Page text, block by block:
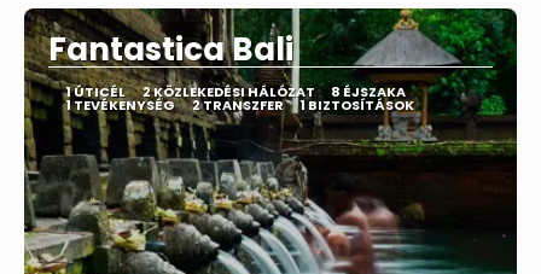
Fantastica Bali
1 ÚTICÉL 2 KÖZLEKEDÉSI HÁLÓZAT 8 ÉJSZAKA
1 TEVÉKENYSÉG 2 TRANSZFER 1 BIZTOSÍTÁSOK